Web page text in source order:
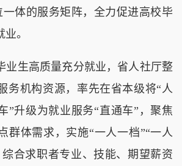
一体的服务矩阵，全力促进高校毕
。
生高质量充分就业，省人社厅整
务机构资源，率先在省本级将“人
”升级为就业服务“直通车”，聚焦
群体需求，实施“一人一档”“一人
合求职者专业、技能、期望薪资